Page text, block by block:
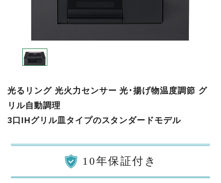
光るリング 光火力センサー 光･揚げ物温度調節 グ
リル自動調理
3口IHグリル皿タイプのスタンダードモデル
10年保証付き